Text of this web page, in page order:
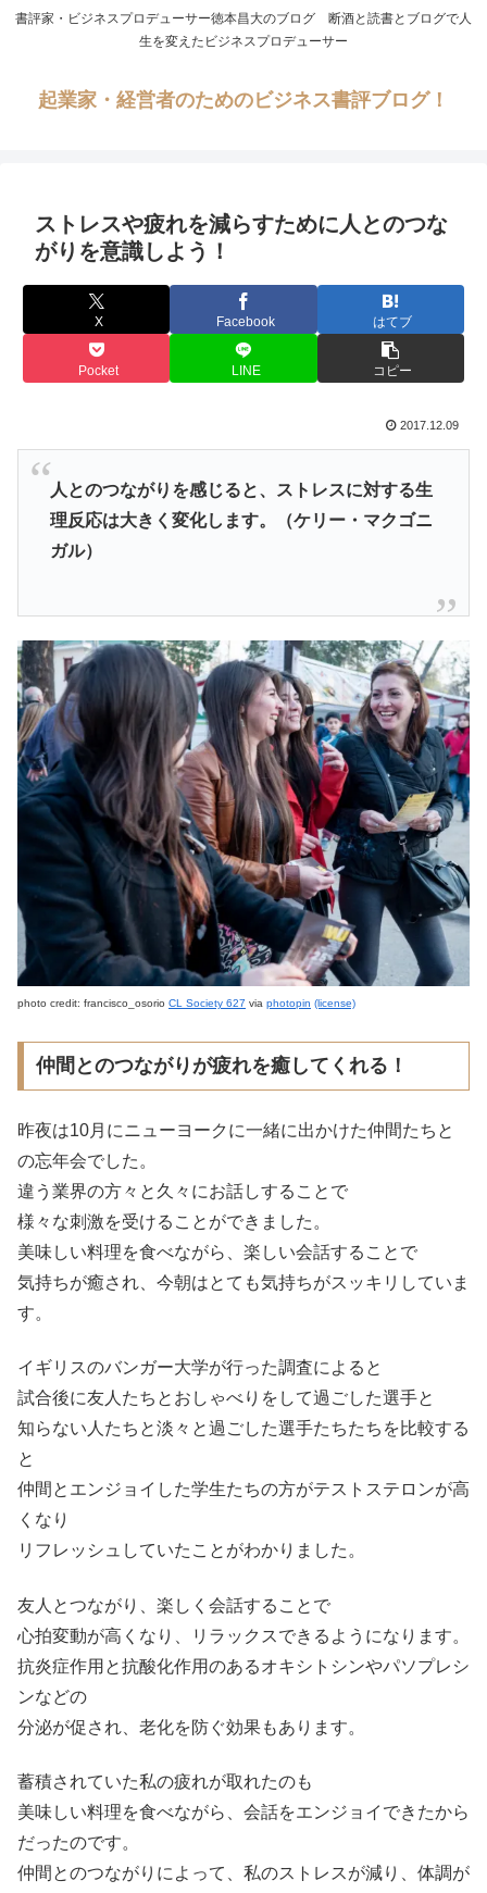
書評家・ビジネスプロデューサー徳本昌大のブログ 断酒と読書とブログで人
生を変えたビジネスプロデューサー
起業家・経営者のためのビジネス書評ブログ！
ストレスや疲れを減らすために人とのつな
がりを意識しよう！
X Facebook はてブ
Pocket LINE コピー
2017.12.09
人とのつながりを感じると、ストレスに対する生
理反応は大きく変化します。（ケリー・マクゴニ
ガル）
photo credit: francisco_osorio CL Society 627 via photopin (license)
仲間とのつながりが疲れを癒してくれる！
昨夜は10月にニューヨークに一緒に出かけた仲間たちと
の忘年会でした。
違う業界の方々と久々にお話しすることで
様々な刺激を受けることができました。
美味しい料理を食べながら、楽しい会話することで
気持ちが癒され、今朝はとても気持ちがスッキリしていま
す。
イギリスのバンガー大学が行った調査によると
試合後に友人たちとおしゃべりをして過ごした選手と
知らない人たちと淡々と過ごした選手たちたちを比較する
と
仲間とエンジョイした学生たちの方がテストステロンが高
くなり
リフレッシュしていたことがわかりました。
友人とつながり、楽しく会話することで
心拍変動が高くなり、リラックスできるようになります。
抗炎症作用と抗酸化作用のあるオキシトシンやパソプレシ
ンなどの
分泌が促され、老化を防ぐ効果もあります。
蓄積されていた私の疲れが取れたのも
美味しい料理を食べながら、会話をエンジョイできたから
だったのです。
仲間とのつながりによって、私のストレスが減り、体調が